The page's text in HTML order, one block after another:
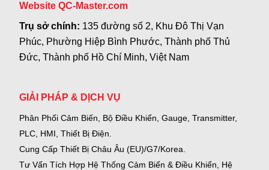
Website QC-Master.com
Trụ sở chính: 135 đường số 2, Khu Đô Thị Vạn
Phúc, Phường Hiệp Bình Phước, Thành phố Thủ
Đức, Thành phố Hồ Chí Minh, Việt Nam
GIẢI PHÁP & DỊCH VỤ
Phân Phối Cảm Biến, Bộ Điều Khiển, Gauge, Transmitter,
PLC, HMI, Thiết Bị Điện.
Cung Cấp Thiết Bị Châu Âu (EU)/G7/Korea.
Tư Vấn Tích Hợp Hệ Thống Cảm Biến & Điều Khiển, Hệ